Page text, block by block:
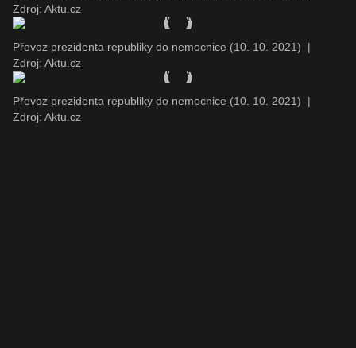
Zdroj: Aktu.cz
Převoz prezidenta republiky do nemocnice (10. 10. 2021)
|
Zdroj: Aktu.cz
Převoz prezidenta republiky do nemocnice (10. 10. 2021)
|
Zdroj: Aktu.cz